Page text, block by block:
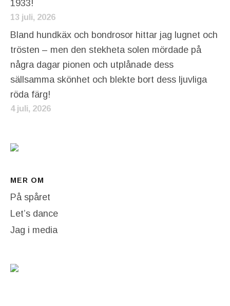
1933!
13 juli, 2026
Bland hundkäx och bondrosor hittar jag lugnet och
trösten – men den stekheta solen mördade på
några dagar pionen och utplånade dess
sällsamma skönhet och blekte bort dess ljuvliga
röda färg!
4 juli, 2026
MER OM
På spåret
Let’s dance
Jag i media